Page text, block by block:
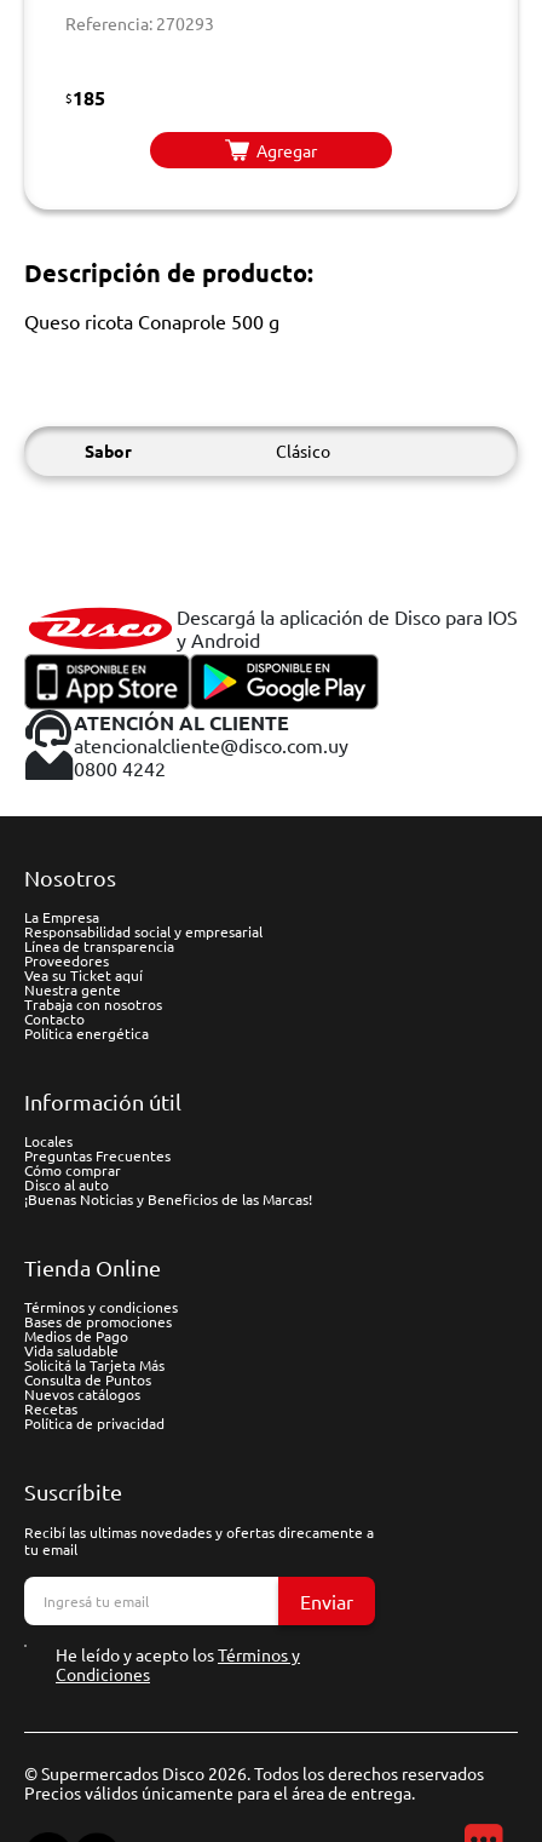
Referencia: 270293
$185
Agregar
Descripción de producto:
Queso ricota Conaprole 500 g
Sabor Clásico
Descargá la aplicación de Disco para IOS
y Android
ATENCIÓN AL CLIENTE
atencionalcliente@disco.com.uy
0800 4242
Nosotros
La Empresa
Responsabilidad social y empresarial
Línea de transparencia
Proveedores
Vea su Ticket aquí
Nuestra gente
Trabaja con nosotros
Contacto
Política energética
Información útil
Locales
Preguntas Frecuentes
Cómo comprar
Disco al auto
¡Buenas Noticias y Beneficios de las Marcas!
Tienda Online
Términos y condiciones
Bases de promociones
Medios de Pago
Vida saludable
Solicitá la Tarjeta Más
Consulta de Puntos
Nuevos catálogos
Recetas
Política de privacidad
Suscríbite
Recibí las ultimas novedades y ofertas direcamente a
tu email
Enviar
He leído y acepto losTérminos y
Condiciones
© Supermercados Disco 2026. Todos los derechos reservados
Precios válidos únicamente para el área de entrega.